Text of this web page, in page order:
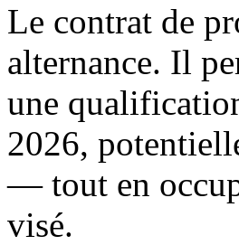
Le contrat de
alternance. Il
une
2026,
— tout en
visé.